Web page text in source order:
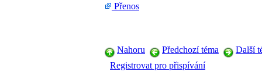
Přenos
Nahoru Předchozí téma
Další
Registrovat pro přispívání